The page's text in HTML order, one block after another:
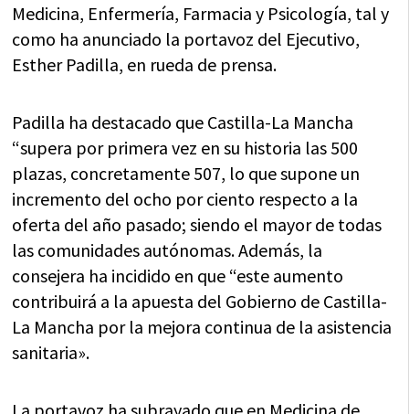
Medicina, Enfermería, Farmacia y Psicología, tal y
como ha anunciado la portavoz del Ejecutivo,
Esther Padilla, en rueda de prensa.
Padilla ha destacado que Castilla-La Mancha
“supera por primera vez en su historia las 500
plazas, concretamente 507, lo que supone un
incremento del ocho por ciento respecto a la
oferta del año pasado; siendo el mayor de todas
las comunidades autónomas. Además, la
consejera ha incidido en que “este aumento
contribuirá a la apuesta del Gobierno de Castilla-
La Mancha por la mejora continua de la asistencia
sanitaria».